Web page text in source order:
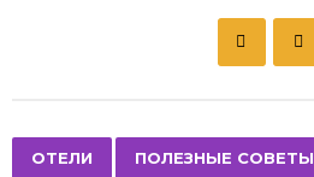
ОТЕЛИ ПОЛЕЗНЫЕ СОВЕТЫ